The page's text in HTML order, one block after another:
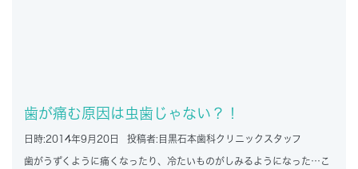
歯が痛む原因は虫歯じゃない？！
日時:2014年9月20日 投稿者: 目黒石本歯科クリニックスタッフ
歯がうずくように痛くなったり、冷たいものがしみるようになった…こ